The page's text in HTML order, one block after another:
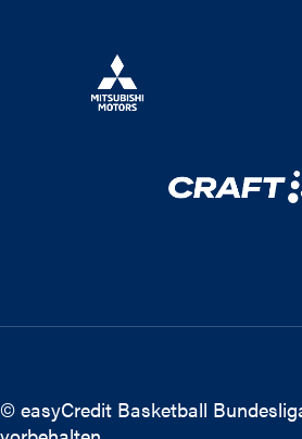
© easyCredit Basketball